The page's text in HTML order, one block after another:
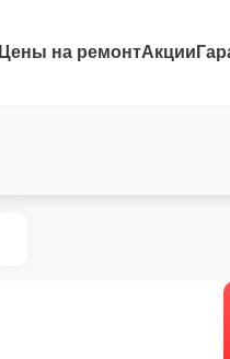
Цены на ремонтАкции